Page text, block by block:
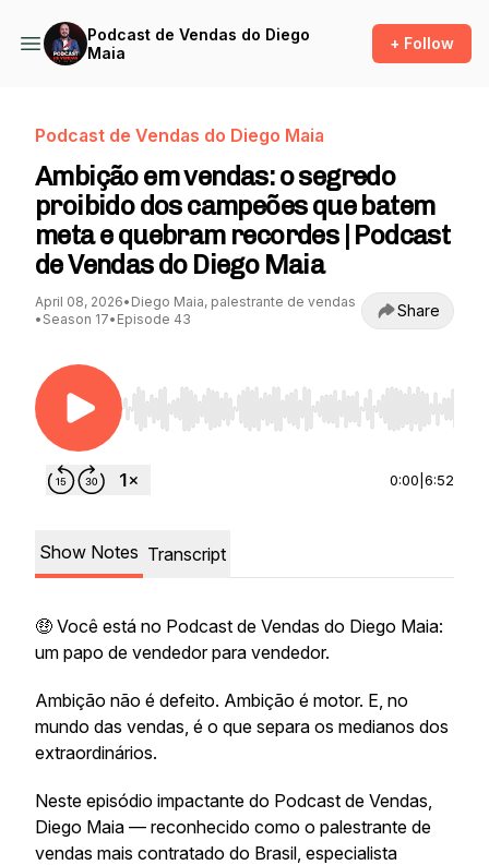
Podcast de Vendas do Diego
Maia
+ Follow
Podcast de Vendas do Diego Maia
Ambição em vendas: o segredo
proibido dos campeões que batem
meta e quebram recordes | Podcast
de Vendas do Diego Maia
April 08, 2026• Diego Maia, palestrante de vendas
• Season 17• Episode 43 Share
Use Left/Right to seek, Home/End to jump to
0:00 6:52
Show Notes Transcript
🤑 Você está no Podcast de Vendas do Diego Maia:
um papo de vendedor para vendedor.
Ambição não é defeito. Ambição é motor. E, no
mundo das vendas, é o que separa os medianos dos
extraordinários.
Neste episódio impactante do Podcast de Vendas,
Diego Maia — reconhecido como o palestrante de
vendas mais contratado do Brasil, especialista